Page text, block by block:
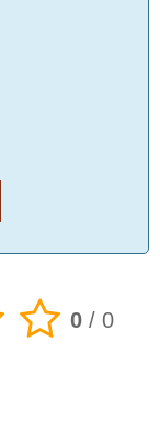
0 / 0